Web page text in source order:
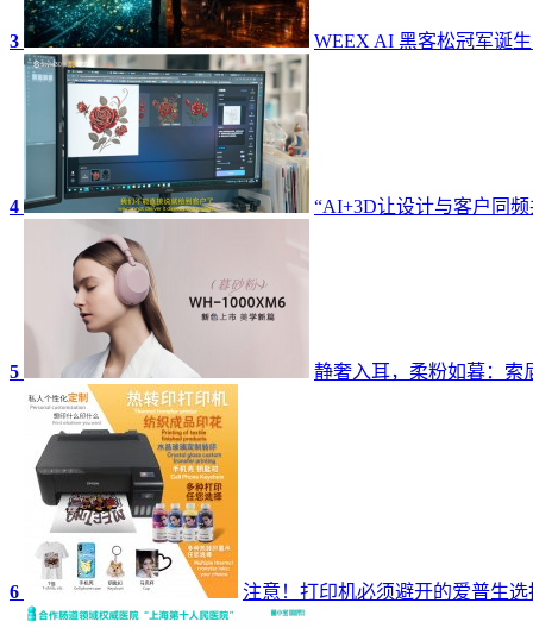
3 WEEX AI 黑客松冠军诞
4 “AI+3D让设计与客户同
5 静奢入耳，柔粉如暮：索
6 注意！打印机必须避开的爱普生